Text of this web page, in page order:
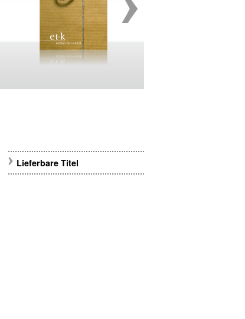
Lieferbare Titel